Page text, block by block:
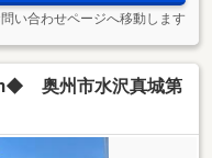
い合わせページへ移動します
奥州市水沢真城第